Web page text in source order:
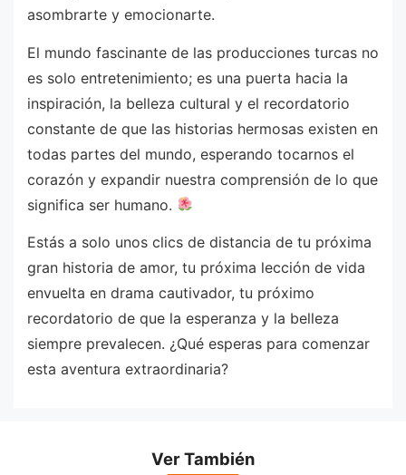
asombrarte y emocionarte.
El mundo fascinante de las producciones turcas no
es solo entretenimiento; es una puerta hacia la
inspiración, la belleza cultural y el recordatorio
constante de que las historias hermosas existen en
todas partes del mundo, esperando tocarnos el
corazón y expandir nuestra comprensión de lo que
significa ser humano.
Estás a solo unos clics de distancia de tu próxima
gran historia de amor, tu próxima lección de vida
envuelta en drama cautivador, tu próximo
recordatorio de que la esperanza y la belleza
siempre prevalecen. ¿Qué esperas para comenzar
esta aventura extraordinaria?
Ver También